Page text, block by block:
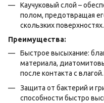
Каучуковый слой –
полом, предотвращая
скользких поверхностях.
Преимущества:
Быстрое высыхание:
материала,
после контакта с влагой.
Защита от бактерий и
способности быстро